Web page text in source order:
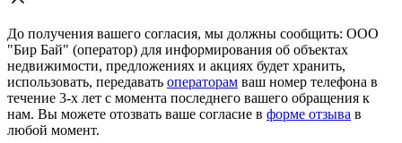
До получения вашего согласия, мы должны сообщить: ООО
"Бир Бай" (оператор) для информирования об объектах
недвижимости, предложениях и акциях будет хранить,
использовать, передавать операторам ваш номер телефона в
течение 3-х лет с момента последнего вашего обращения к
нам. Вы можете отозвать ваше согласие в форме отзыва в
любой момент.